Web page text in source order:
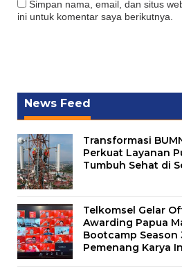
Simpan nama, email, dan situs
ini untuk komentar saya berikutnya.
News Feed
Transformasi
Perkuat Layanan
Tumbuh Sehat di
Telkomsel Gelar
Awarding Papua
Bootcamp Season
Pemenang Karya